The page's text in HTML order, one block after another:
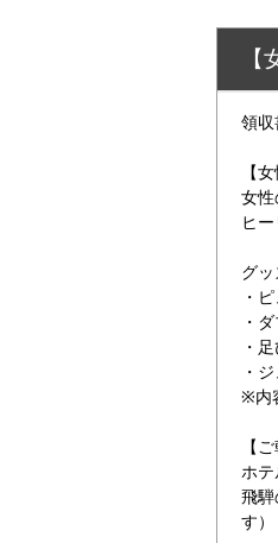
領収
【
女性
ヒ
グッ
・
・
・
・
※内
【
ホ
飛騨
す）